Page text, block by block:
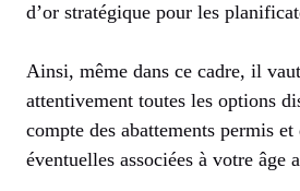
d’or stratégique pour les
Ainsi, même dans ce cadre, il
attentivement toutes les options
compte des abattements permis et
éventuelles associées à votre âge